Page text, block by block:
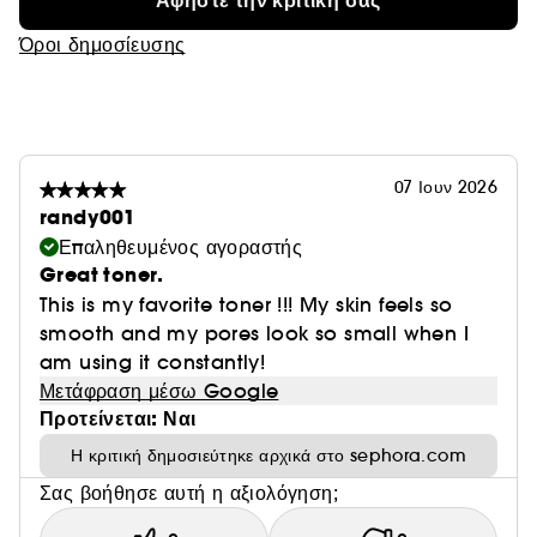
**Ο υπολογισμός στηρίζεται στο διεθνώς
αναγνωρισμένο πρότυπο ISO 16128,
Όροι δημοσίευσης
07 Ιουν 2026
randy001
Επαληθευμένος αγοραστής
Great toner.
This is my favorite toner !!! My skin feels so
smooth and my pores look so small when I
am using it constantly!
Μετάφραση μέσω Google
Προτείνεται: Ναι
Η κριτική δημοσιεύτηκε αρχικά στο sephora.com
Σας βοήθησε αυτή η αξιολόγηση;